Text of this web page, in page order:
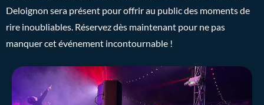
Deloignon sera présent pour offrir au public des moments de
rire inoubliables. Réservez dès maintenant pour ne pas
manquer cet événement incontournable !